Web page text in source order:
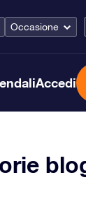
Occasione
Accedi